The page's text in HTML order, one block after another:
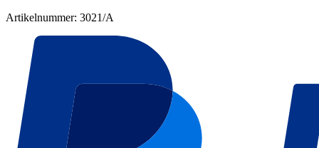
Artikelnummer: 3021/A